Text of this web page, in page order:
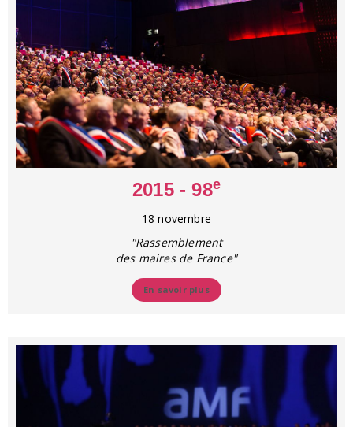
2015 - 98e
18 novembre
"Rassemblement
des maires de France"
En savoir plus